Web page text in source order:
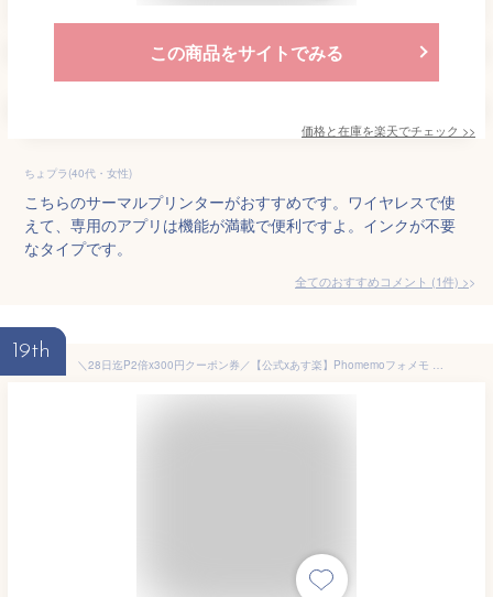
この商品をサイトでみる
価格と在庫を楽天でチェック >>
ちょプラ(40代・女性)
こちらのサーマルプリンターがおすすめです。ワイヤレスで使
えて、専用のアプリは機能が満載で便利ですよ。インクが不要
なタイプです。
全てのおすすめコメント (1件) >
19th
＼28日迄P2倍x300円クーポン券／【公式xあす楽】Phomemoフォメモ M02 PRO スマホ対応 モバイルプリンター 写真 フォトプリンター 小型 持ち運び サーマルプリンター 解像度304dpi iPhone対応 緑x専用紙セット 感熱式印刷 Type-C高速充電 送料無料